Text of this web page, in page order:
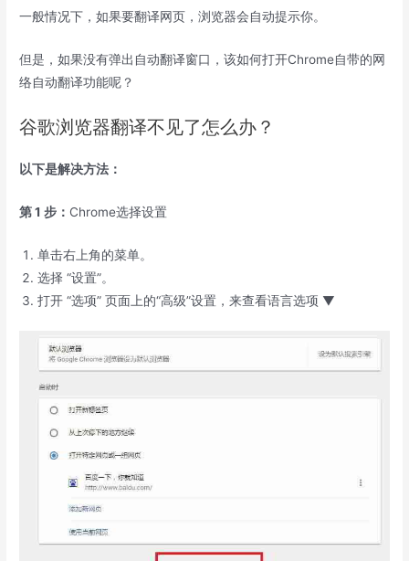
一般情况下，如果要翻译网页，浏览器会自动提示你。
但是，如果没有弹出自动翻译窗口，该如何打开Chrome自带的网
络自动翻译功能呢？
谷歌浏览器翻译不见了怎么办？
以下是解决方法：
第 1 步： Chrome选择设置
单击右上角的菜单。
选择 “设置”。
打开 “选项” 页面上的“高级”设置，来查看语言选项 ▼